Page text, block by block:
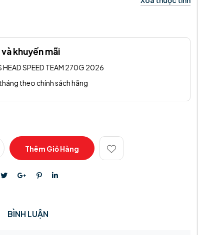
khuyến mãi
HEAD SPEED TEAM 270G 2026
theo chính sách hãng
Thêm Giỏ Hàng
BÌNH LUẬN